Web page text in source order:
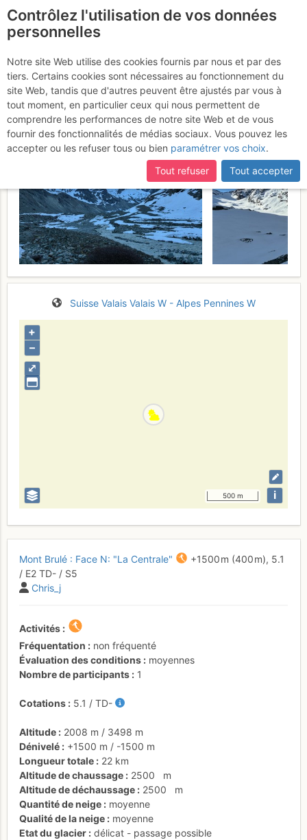
Mont Brulé : Face N: "La
Centrale"
Lundi 25 mai 2026
Suisse Valais Valais W - Alpes Pennines W
⤢
+
–
500 m i
Mont Brulé : Face N: "La Centrale" +1500 m (400 m), 5.1
/ E2 TD- / S5
Chris_j
Activités
Fréquentation
non fréquenté
Évaluation des conditions
moyennes
Nombre de participants
1
Cotations 5.1 / TD-
Altitude 2008 m / 3498 m
Dénivelé
+1500 m / -1500 m
Longueur totale
22 km
Altitude de chaussage
2500
m
Altitude de déchaussage
2500
m
Quantité de neige
moyenne
Qualité de la neige
moyenne
Etat du glacier
délicat - passage possible
Contrôlez l'utilisation de vos données
personnelles
Notre site Web utilise des cookies fournis par nous et par des
tiers. Certains cookies sont nécessaires au fonctionnement du
site Web, tandis que d'autres peuvent être ajustés par vous à
tout moment, en particulier ceux qui nous permettent de
comprendre les performances de notre site Web et de vous
fournir des fonctionnalités de médias sociaux. Vous pouvez les
accepter ou les refuser tous ou bien paramétrer vos choix.
Tout refuser
Tout accepter